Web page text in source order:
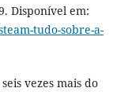
Disponível em:
tudo-sobre-a-
vezes mais do